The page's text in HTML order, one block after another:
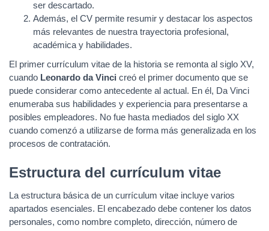
ser descartado.
Además, el CV permite resumir y destacar los aspectos
más relevantes de nuestra trayectoria profesional,
académica y habilidades.
El primer currículum vitae de la historia se remonta al siglo XV,
cuando Leonardo da Vinci creó el primer documento que se
puede considerar como antecedente al actual. En él, Da Vinci
enumeraba sus habilidades y experiencia para presentarse a
posibles empleadores. No fue hasta mediados del siglo XX
cuando comenzó a utilizarse de forma más generalizada en los
procesos de contratación.
Estructura del currículum vitae
La estructura básica de un currículum vitae incluye varios
apartados esenciales. El encabezado debe contener los datos
personales, como nombre completo, dirección, número de